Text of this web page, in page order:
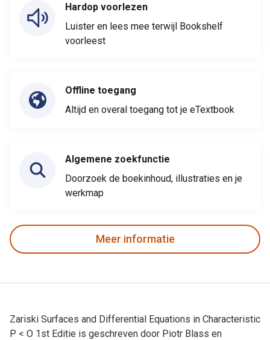
Hardop voorlezen
Luister en lees mee terwijl Bookshelf
voorleest
Offline toegang
Altijd en overal toegang tot je eTextbook
Algemene zoekfunctie
Doorzoek de boekinhoud, illustraties en je
werkmap
Meer informatie
Zariski Surfaces and Differential Equations in Characteristic
P < O 1st Editie is geschreven door Piotr Blass en